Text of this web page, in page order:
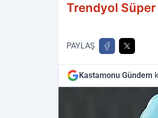
Trendyol
PAYLAŞ
Kastamonu Gündem